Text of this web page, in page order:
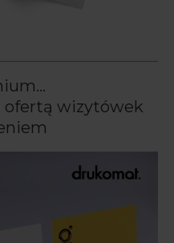
ofertą wizytówek